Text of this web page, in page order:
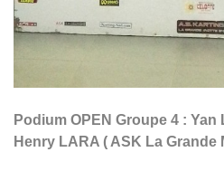
Podium OPEN Groupe 4 :
Henry LARA ( ASK La Grande